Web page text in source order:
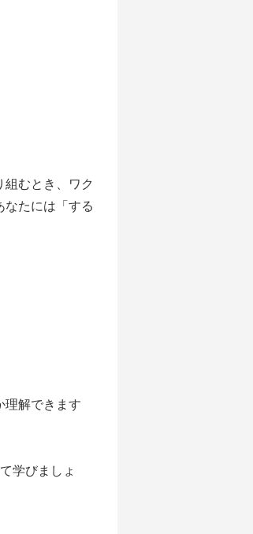
組むとき、ワク
なたには「する
理解できます
学びましょ